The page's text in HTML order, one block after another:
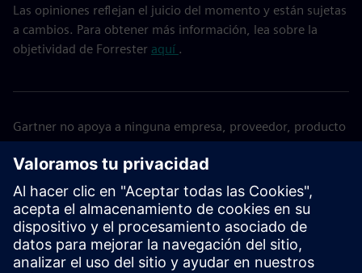
Las opiniones reflejan el juicio del momento y están sujetas
a cambios. Para obtener más información, lea sobre la
objetividad de Forrester aquí .
Gartner no apoya a ninguna empresa, proveedor, producto
o servicio que aparezca en sus publicaciones y no aconseja
a los usuarios de tecnología que seleccionen únicamente a
los proveedores con las valoraciones más altas u otra
designación. Las publicaciones de Gartner consisten en las
opiniones de la organización de información empresarial y
tecnológica de Gartner y no deben interpretarse como
declaraciones de hecho. Gartner se niega a todas las